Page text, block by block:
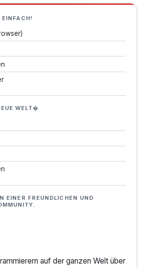
EINFACH!
WELT�
EINER FREUNDLICHEN UND
auf der ganzen Welt über